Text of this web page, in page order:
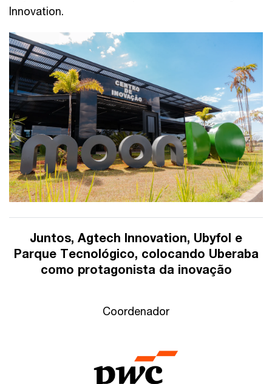
Innovation.
Juntos, Agtech Innovation, Ubyfol e
Parque Tecnológico, colocando Uberaba
como protagonista da inovação
Coordenador